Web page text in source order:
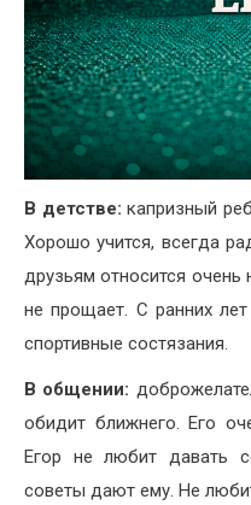
В детстве: капризный
Хорошо учится, всегда
друзьям относится
не прощает. С ранних
спортивные состязания.
В общении:
обидит ближнего. Его
Егор не любит давать
советы дают ему. Не